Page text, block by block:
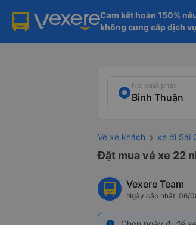
Cam kết hoàn 150%
không cung cấp dịch
Nơi xuất phát
Vé xe khách xe đi Sài
Đặt mua vé xe 22
Vexere Team
Ngày cập nhật: 06/